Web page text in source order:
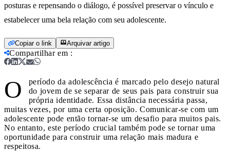
posturas e repensando o diálogo, é possível preservar o vínculo e
estabelecer uma bela relação com seu adolescente.
Copiar o link Arquivar artigo
Compartilhar em :
O
período da adolescência é marcado pelo desejo natural
do jovem de se separar de seus pais para construir sua
própria identidade. Essa distância necessária passa,
muitas vezes, por uma certa oposição. Comunicar-se com um
adolescente pode então tornar-se um desafio para muitos pais.
No entanto, este período crucial também pode se tornar uma
oportunidade para construir uma relação mais madura e
respeitosa.